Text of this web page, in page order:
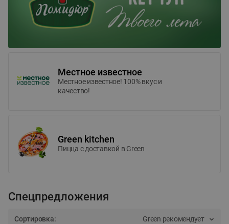
Местное известное
Местное известное! 100% вкус и
качество!
Green kitchen
Пицца c доставкой в Green
Спецпредложения
Сортировка: Green рекомендует